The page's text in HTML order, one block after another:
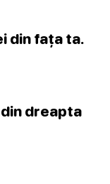
din fața ta.
dreapta